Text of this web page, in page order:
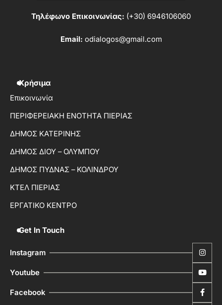
Τηλέφωνο Επικοινωνίας: (+30) 6946106060
Email: odialogos@gmail.com
Χρήσιμα
Επικοινωνία
ΠΕΡΙΦΕΡΕΙΑΚΗ ΕΝΟΤΗΤΑ ΠΙΕΡΙΑΣ
ΔΗΜΟΣ ΚΑΤΕΡΙΝΗΣ
ΔΗΜΟΣ ΔΙΟΥ – ΟΛΥΜΠΟΥ
ΔΗΜΟΣ ΠΥΔΝΑΣ – ΚΟΛΙΝΔΡΟΥ
ΚΤΕΛ ΠΙΕΡΙΑΣ
ΕΡΓΑΤΙΚΟ ΚΕΝΤΡΟ
Get In Touch
Instagram
Youtube
Facebook